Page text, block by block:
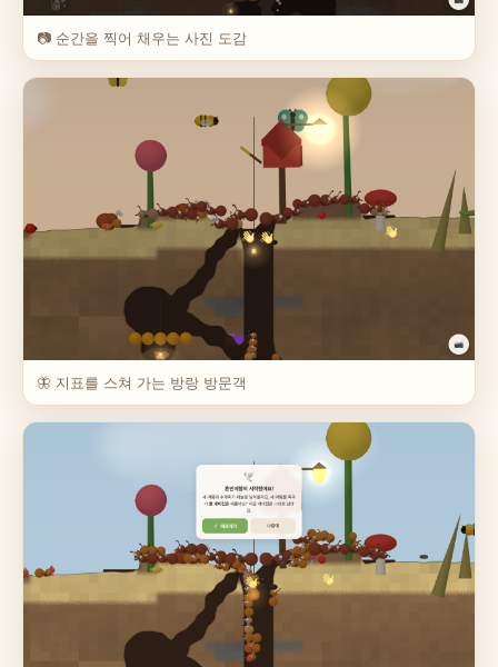
📷 순간을 찍어 채우는 사진 도감
🦋 지표를 스쳐 가는 방랑 방문객